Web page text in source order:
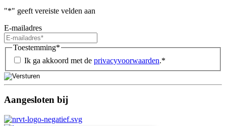
"*" geeft vereiste velden aan
E-mailadres
Toestemming*
Ik ga akkoord met de privacyvoorwaarden.*
Aangesloten bij